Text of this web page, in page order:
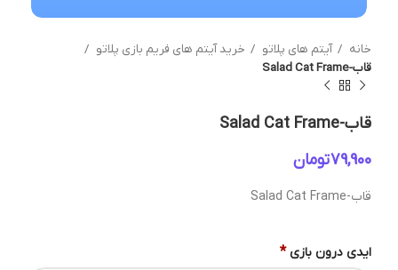
خانه آیتم های پلاتو
خرید آیتم های فریم بازی پلاتو
قاب-Salad Cat Frame
قاب-Salad Cat Frame
تومان
قاب-Salad Cat Frame
ایدی درون بازی *